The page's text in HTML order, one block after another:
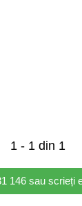
1 - 1 din 1
146 sau